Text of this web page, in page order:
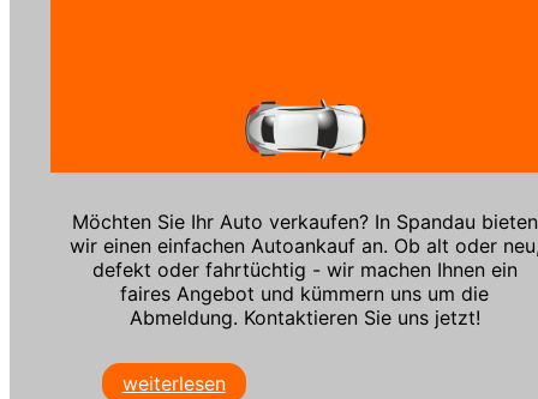
Möchten Sie Ihr Auto verkaufen? In Spandau bieten
wir einen einfachen Autoankauf an. Ob alt oder
defekt oder fahrtüchtig - wir machen Ihnen ein
faires Angebot und kümmern uns um die
Abmeldung. Kontaktieren Sie uns jetzt!
weiterlesen